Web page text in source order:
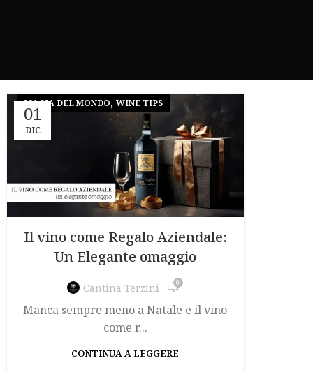
01
DIC
MAGIA DEL MONDO, WINE TIPS
Il vino come Regalo Aziendale:
Un Elegante omaggio
Cantina Terzini 0
Manca sempre meno a Natale e il vino
come r...
CONTINUA A LEGGERE